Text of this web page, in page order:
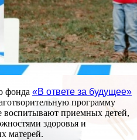
фонда «В ответе за будущее»
программу
воспитывают приемных детей,
здоровья и
матерей.